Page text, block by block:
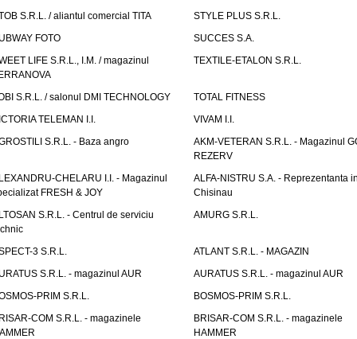
S.R.L. / aliantul comercial TITA
STYLE PLUS S.R.L.
FOTO
SUCCES S.A.
LIFE S.R.L., I.M. / magazinul
TEXTILE-ETALON S.R.L.
S.R.L. / salonul DMI TECHNOLOGY
TOTAL FITNESS
TELEMAN I.I.
VIVAM I.I.
S.R.L. - Baza angro
AKM-VETERAN S.R.L. - Magazinul
REZERV
CHELARU I.I. - Magazinul
FRESH & JOY
ALFA-NISTRU S.A. - Reprezentanta
Chisinau
S.R.L. - Centrul de serviciu
AMURG S.R.L.
3 S.R.L.
ATLANT S.R.L. - MAGAZIN
S.R.L. - magazinul AUR
AURATUS S.R.L. - magazinul AUR
PRIM S.R.L.
BOSMOS-PRIM S.R.L.
COM S.R.L. - magazinele
BRISAR-COM S.R.L. - magazinele
HAMMER